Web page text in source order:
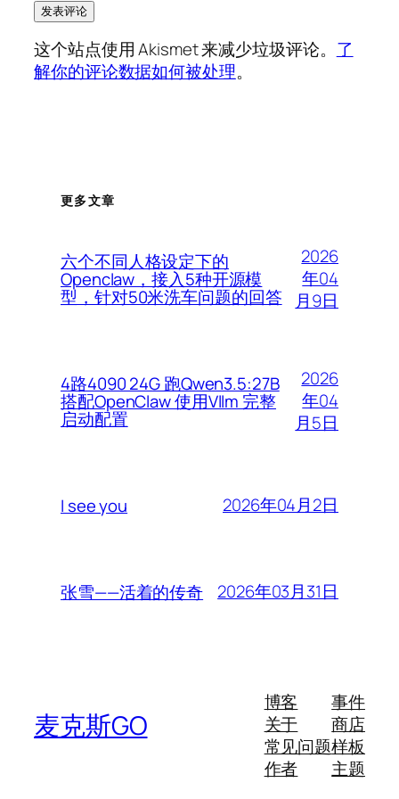
这个站点使用 Akismet 来减少垃圾评论。 了
解你的评论数据如何被处理。
更多文章
六个不同人格设定下的
Openclaw，接入5种开源模
型，针对50米洗车问题的回答
2026
年04
月9日
4路4090 24G 跑Qwen3.5:27B
搭配OpenClaw 使用Vllm 完整
启动配置
2026
年04
月5日
I see you 2026年04月2日
张雪——活着的传奇 2026年03月31日
麦克斯GO
博客
关于
常见问题
作者
事件
商店
样板
主题